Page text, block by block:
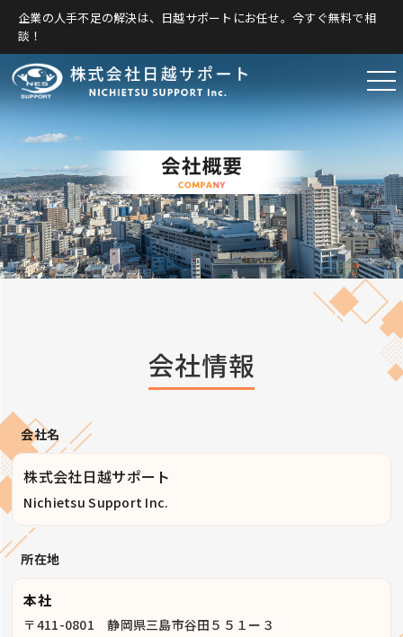
企業の人手不足の解決は、日越サポートにお任せ。今すぐ無料で相
談！
会社情報
会社名
株式会社日越サポート
Nichietsu Support Inc.
所在地
本社
〒411-0801 静岡県三島市谷田５５１ー３